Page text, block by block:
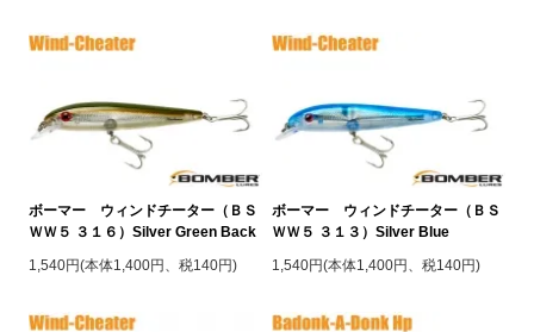
ボーマー ウィンドチーター（ＢＳ
ＷＷ５ ３１６）Silver Green Back
1,540円(本体1,400円、税140円)
ボーマー ウィンドチーター（ＢＳ
ＷＷ５ ３１３）Silver Blue
1,540円(本体1,400円、税140円)